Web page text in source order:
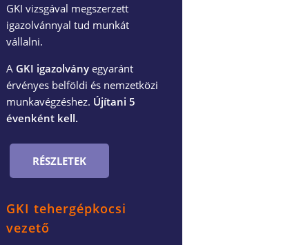
GKI vizsgával megszerzett
igazolvánnyal tud munkát
vállalni.
A GKI igazolvány egyaránt
érvényes belföldi és nemzetközi
munkavégzéshez. Újítani 5
évenként kell.
RÉSZLETEK
GKI tehergépkocsi
vezető